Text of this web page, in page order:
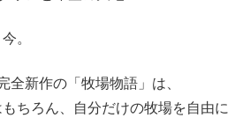
。
全新作の「牧場物語」は、
ちろん、自分だけの牧場を自由に